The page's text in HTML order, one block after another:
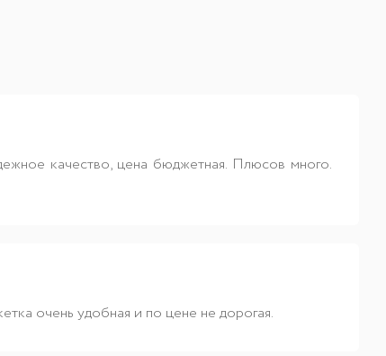
качество, цена бюджетная. Плюсов много.
очень удобная и по цене не дорогая.